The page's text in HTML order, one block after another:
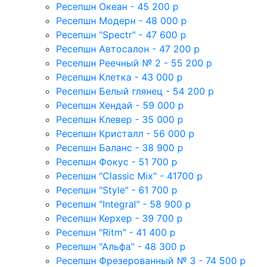
Ресепшн Океан - 45 200 р
Ресепшн Модерн - 48 000 р
Ресепшн "Spectr" - 47 600 р
Ресепшн Автосалон - 47 200 р
Ресепшн Реечный № 2 - 55 200 р
Ресепшн Клетка - 43 000 р
Ресепшн Белый глянец - 54 200 р
Ресепшн Хендай - 59 000 р
Ресепшн Клевер - 35 000 р
Ресепшн Кристалл - 56 000 р
Ресепшн Баланс - 38 900 р
Ресепшн Фокус - 51 700 р
Ресепшн "Classic Mix" - 41700 р
Ресепшн "Style" - 61 700 р
Ресепшн "Integral" - 58 900 р
Ресепшн Керхер - 39 700 р
Ресепшн "Ritm" - 41 400 р
Ресепшн "Альфа" - 48 300 р
Ресепшн Фрезерованный № 3 - 74 500 р